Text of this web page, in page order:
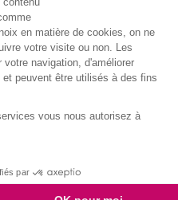
!
vous à partir de 2h